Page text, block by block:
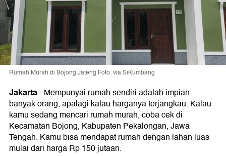
Rumah Murah di Bojong Jateng Foto: via SiKumbang
Jakarta- Mempunyai rumah sendiri adalah impian
banyak orang, apalagi kalau harganya terjangkau. Kalau
kamu sedang mencari rumah murah, coba cek di
Kecamatan Bojong, Kabupaten Pekalongan, Jawa
Tengah. Kamu bisa mendapat rumah dengan lahan luas
mulai dari harga Rp 150 jutaan.